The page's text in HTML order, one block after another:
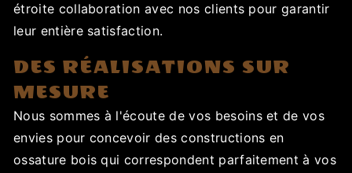
étroite collaboration avec nos clients pour garantir
leur entière satisfaction.
DES RÉALISATIONS SUR
MESURE
Nous sommes à l'écoute de vos besoins et de vos
envies pour concevoir des constructions en
ossature bois qui correspondent parfaitement à vos